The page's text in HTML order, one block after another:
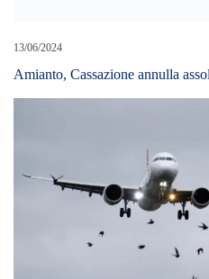
13/06/2024
Amianto, Cassazione annulla